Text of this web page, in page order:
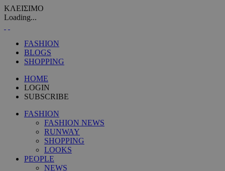
ΚΛΕΙΣΙΜΟ
Loading...
FASHION
BLOGS
SHOPPING
HOME
LOGIN
SUBSCRIBE
FASHION
FASHION NEWS
RUNWAY
SHOPPING
LOOKS
PEOPLE
NEWS